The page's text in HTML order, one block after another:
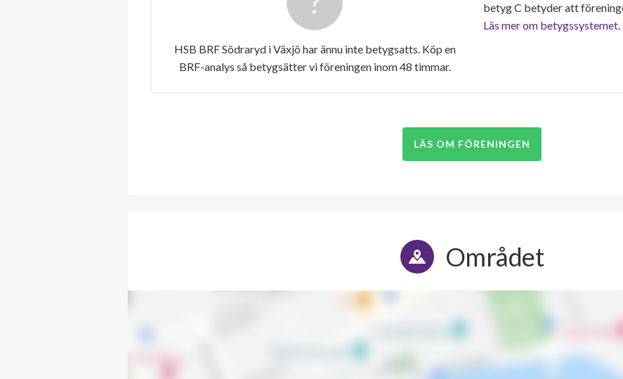
HSB BRF Södraryd i Växjö har ännu inte betygsatts. Köp en
BRF-analys så betygsätter vi föreningen inom 48 timmar.
betyg C betyder att
Läs mer om betygssystemet.
LÄS OM FÖRENINGEN
Området